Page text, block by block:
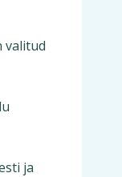
valitud
ja